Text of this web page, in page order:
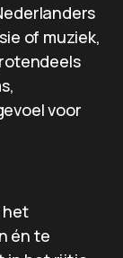
of muziek,
voor
het
én te